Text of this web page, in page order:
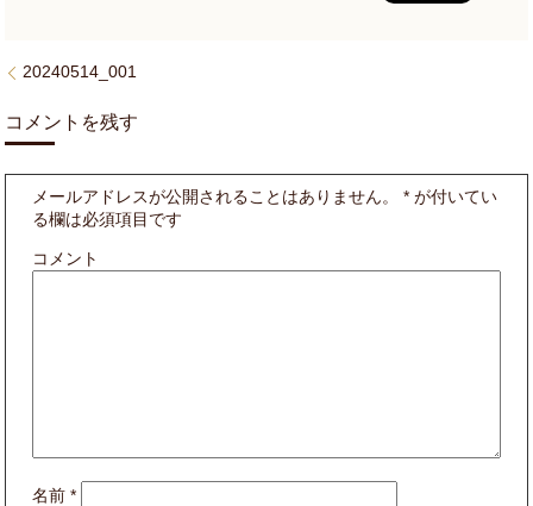
20240514_001
コメントを残す
メールアドレスが公開されることはありません。 * が付いてい
る欄は必須項目です
コメント
名前*